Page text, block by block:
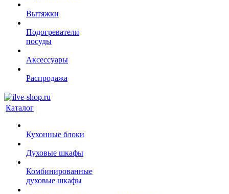
Вытяжки
Подогреватели
посуды
Аксессуары
Распродажа
Каталог
Кухонные блоки
Духовые шкафы
Комбинированные
духовые шкафы